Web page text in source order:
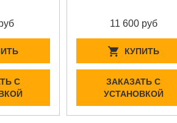
С
11 600 руб
КУПИТЬ
ЗАКАЗАТЬ С
УСТАНОВКОЙ